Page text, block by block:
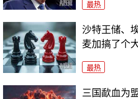
最热
沙特王储、
麦加搞了个
最热
三国歃血为